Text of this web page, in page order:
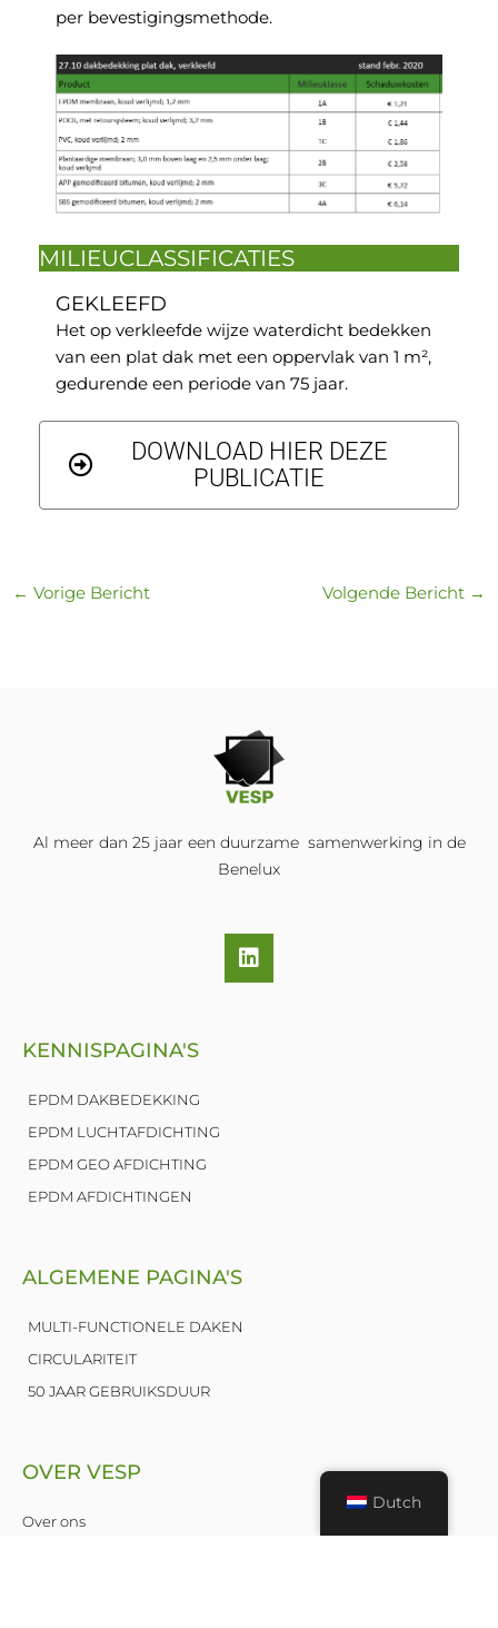
per bevestigingsmethode.
MILIEUCLASSIFICATIES
GEKLEEFD
Het op verkleefde wijze waterdicht bedekken
van een plat dak met een oppervlak van 1 m²,
gedurende een periode van 75 jaar.
DOWNLOAD HIER DEZE
PUBLICATIE
← Vorige Bericht Volgende Bericht →
Al meer dan 25 jaar een duurzame samenwerking in de
Benelux
L
i
n
KENNISPAGINA'S
EPDM DAKBEDEKKING
EPDM LUCHTAFDICHTING
EPDM GEO AFDICHTING
EPDM AFDICHTINGEN
ALGEMENE PAGINA'S
MULTI-FUNCTIONELE DAKEN
CIRCULARITEIT
50 JAAR GEBRUIKSDUUR
OVER VESP
Over ons
Dutch